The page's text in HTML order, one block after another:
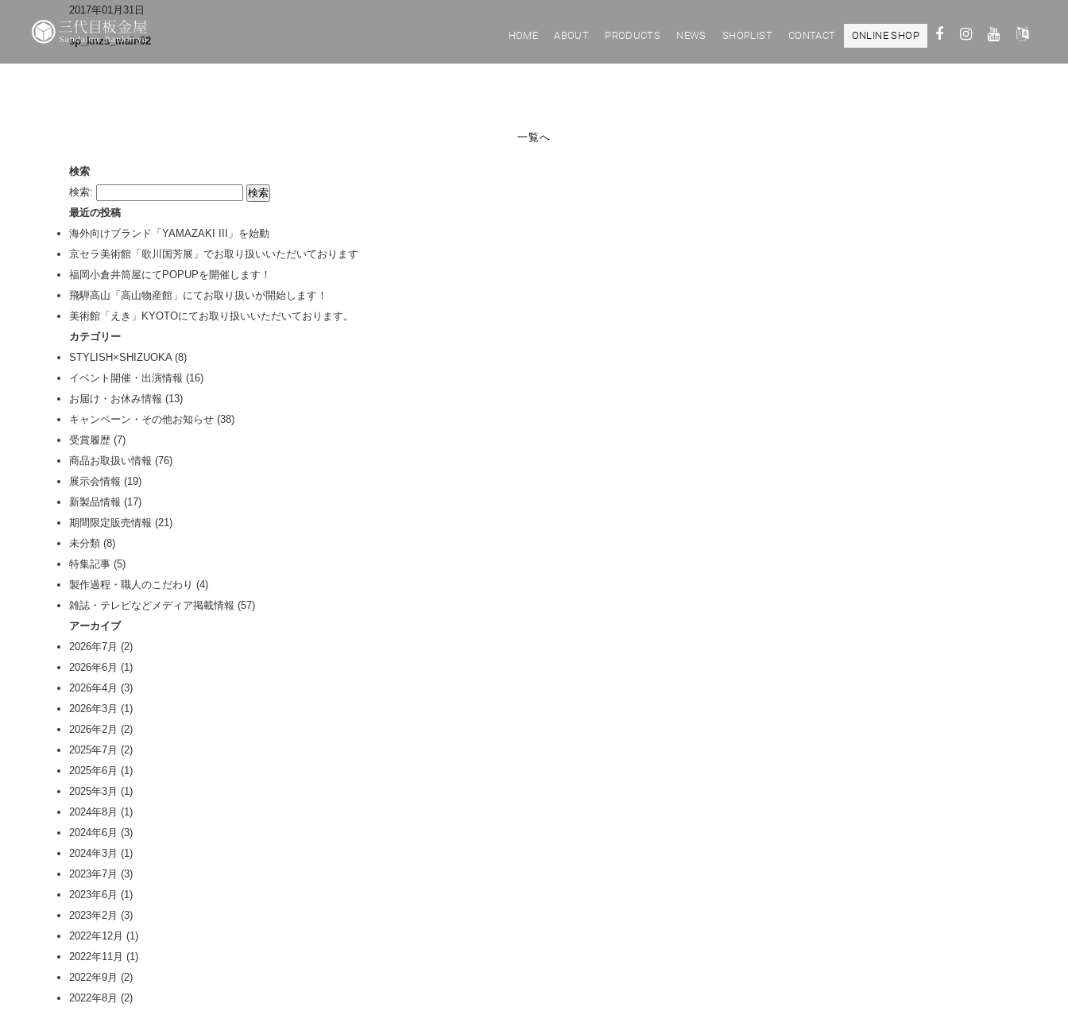
HOME ABOUT PRODUCTS NEWS SHOPLIST CONTACT ONLINE SHOP
2017年01月31日
sp_knzs_main02
一覧へ
検索
検索:
最近の投稿
海外向けブランド「YAMAZAKI III」を始動
京セラ美術館「歌川国芳展」でお取り扱いいただいております
福岡小倉井筒屋にてPOPUPを開催します！
飛騨高山「高山物産館」にてお取り扱いが開始します！
美術館「えき」KYOTOにてお取り扱いいただいております。
カテゴリー
STYLISH×SHIZUOKA(8)
イベント開催・出演情報 (16)
お届け・お休み情報 (13)
キャンペーン・その他お知らせ (38)
受賞履歴 (7)
商品お取扱い情報 (76)
展示会情報 (19)
新製品情報 (17)
期間限定販売情報 (21)
未分類 (8)
特集記事 (5)
製作過程・職人のこだわり (4)
雑誌・テレビなどメディア掲載情報 (57)
アーカイブ
2026年7月 (2)
2026年6月 (1)
2026年4月 (3)
2026年3月 (1)
2026年2月 (2)
2025年7月 (2)
2025年6月 (1)
2025年3月 (1)
2024年8月 (1)
2024年6月 (3)
2024年3月 (1)
2023年7月 (3)
2023年6月 (1)
2023年2月 (3)
2022年12月 (1)
2022年11月 (1)
2022年9月 (2)
2022年8月 (2)